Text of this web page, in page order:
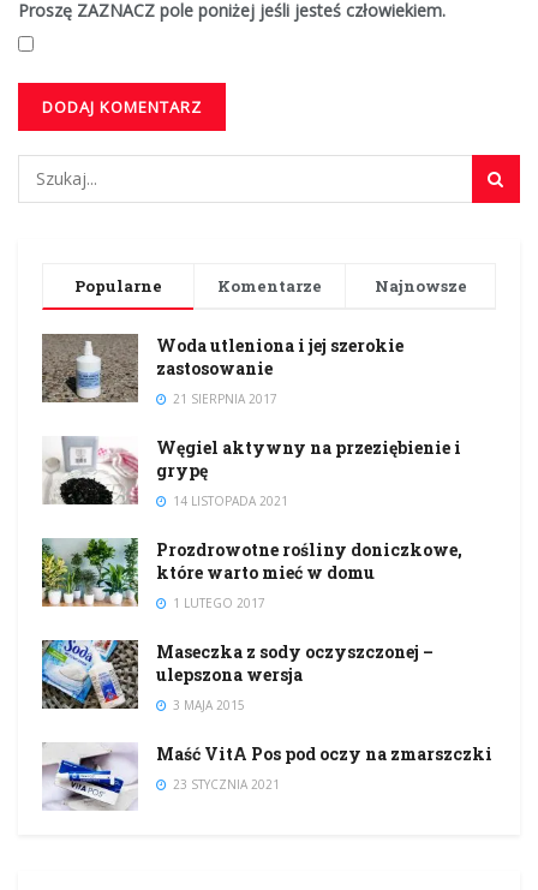
Proszę ZAZNACZ pole poniżej jeśli jesteś człowiekiem.
Popularne Komentarze Najnowsze
Woda utleniona i jej szerokie
zastosowanie
21 SIERPNIA 2017
Węgiel aktywny na przeziębienie i
grypę
14 LISTOPADA 2021
Prozdrowotne rośliny doniczkowe,
które warto mieć w domu
1 LUTEGO 2017
Maseczka z sody oczyszczonej –
ulepszona wersja
3 MAJA 2015
Maść VitA Pos pod oczy na zmarszczki
23 STYCZNIA 2021